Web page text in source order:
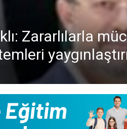
Zararlılarla